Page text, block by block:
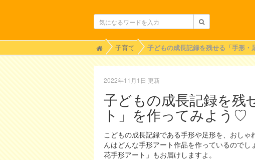
H
o
m
子育て
2022年11月1日 更新
子どもの成長記録を残
ト」を作ってみよう♡
こどもの成長記録である手形や足形を、おし
んはどんな手形アート作品を作っているので
花手形アート」もお届けしますよ。